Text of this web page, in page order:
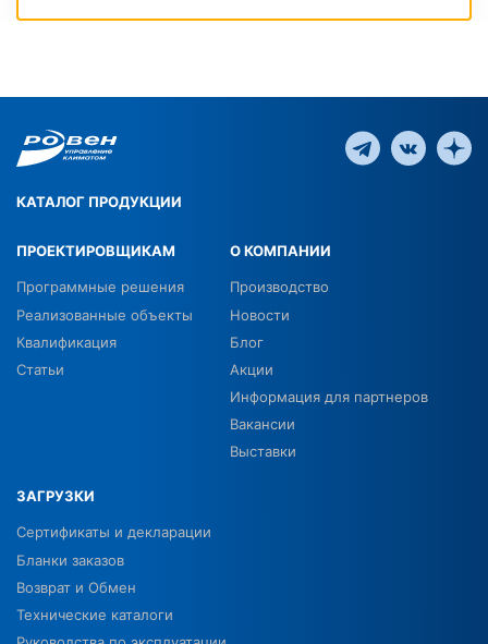
КАТАЛОГ ПРОДУКЦИИ
ПРОЕКТИРОВЩИКАМ
Программные решения
Реализованные объекты
Квалификация
Статьи
О КОМПАНИИ
Производство
Новости
Блог
Акции
Информация для партнеров
Вакансии
Выставки
ЗАГРУЗКИ
Сертификаты и декларации
Бланки заказов
Возврат и Обмен
Технические каталоги